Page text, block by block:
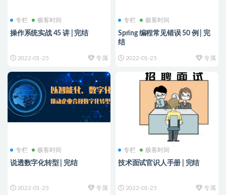
专栏 极客时间
操作系统实战 45 讲 | 完结
2022-01-25 专属
专栏 极客时间
Spring 编程常见错误 50 例 | 完
结
2022-01-25 专属
专栏 极客时间
说透数字化转型 | 完结
2022-01-25 专属
专栏 极客时间
技术面试官识人手册 | 完结
2022-01-25 专属